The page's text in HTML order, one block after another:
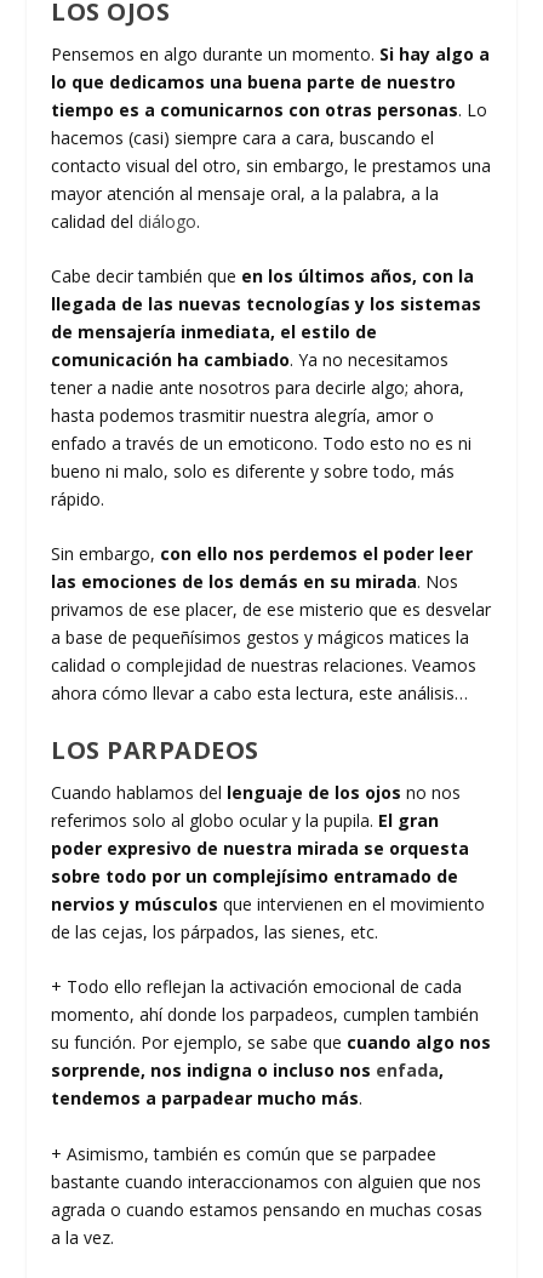
LOS OJOS
Pensemos en algo durante un momento. Si hay algo a
lo que dedicamos una buena parte de nuestro
tiempo es a comunicarnos con otras personas. Lo
hacemos (casi) siempre cara a cara, buscando el
contacto visual del otro, sin embargo, le prestamos una
mayor atención al mensaje oral, a la palabra, a la
calidad del diálogo.
Cabe decir también que en los últimos años, con la
llegada de las nuevas tecnologías y los sistemas
de mensajería inmediata, el estilo de
comunicación ha cambiado. Ya no necesitamos
tener a nadie ante nosotros para decirle algo; ahora,
hasta podemos trasmitir nuestra alegría, amor o
enfado a través de un emoticono. Todo esto no es ni
bueno ni malo, solo es diferente y sobre todo, más
rápido.
Sin embargo, con ello nos perdemos el poder leer
las emociones de los demás en su mirada. Nos
privamos de ese placer, de ese misterio que es desvelar
a base de pequeñísimos gestos y mágicos matices la
calidad o complejidad de nuestras relaciones. Veamos
ahora cómo llevar a cabo esta lectura, este análisis…
LOS PARPADEOS
Cuando hablamos del lenguaje de los ojos no nos
referimos solo al globo ocular y la pupila. El gran
poder expresivo de nuestra mirada se orquesta
sobre todo por un complejísimo entramado de
nervios y músculos que intervienen en el movimiento
de las cejas, los párpados, las sienes, etc.
+ Todo ello reflejan la activación emocional de cada
momento, ahí donde los parpadeos, cumplen también
su función. Por ejemplo, se sabe que cuando algo nos
sorprende, nos indigna o incluso nos enfada,
tendemos a parpadear mucho más.
+ Asimismo, también es común que se parpadee
bastante cuando interaccionamos con alguien que nos
agrada o cuando estamos pensando en muchas cosas
a la vez.